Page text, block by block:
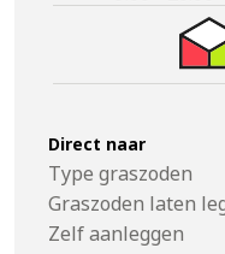
Direct naar
Type graszoden
Graszoden laten
Zelf aanleggen